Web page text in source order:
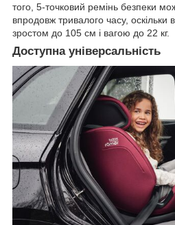
того, 5-точковий ремінь безпеки
впродовж тривалого часу, оскільки
зростом до 105 см і вагою до 22 кг.
Доступна універсальність